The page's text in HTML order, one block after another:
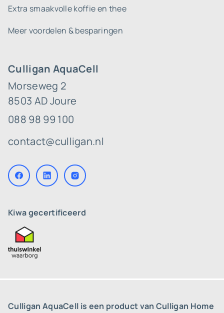
Culligan AquaCell
Morseweg 2
8503 AD Joure
088 98 99 100
contact@culligan.nl
Kiwa gecertificeerd
Extra smaakvolle koffie en thee
Meer voordelen & besparingen
Culligan AquaCell is een product van Culligan Home